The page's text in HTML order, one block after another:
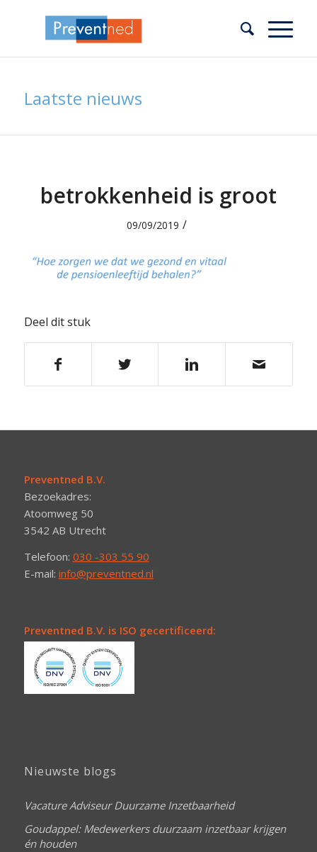
Laatste nieuws
betrokkenheid is groot
09/09/2019 /
Deel dit stuk
Preventned B.V.
Bezoekadres:
Atoomweg 50
3542 AB Utrecht
Telefoon: 030 -303 55 90
E-mail: info@preventned.nl
Preventned B.V. is ISO gecertificeerd:
Nieuwste blogs
Vacature Adviseur Duurzame Inzetbaarheid
Goudappel: Medewerkers duurzaam inzetbaar krijgen
én houden